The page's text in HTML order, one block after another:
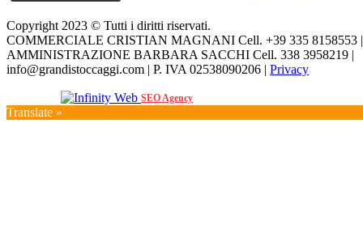
Copyright 2023 © Tutti i diritti riservati.
COMMERCIALE CRISTIAN MAGNANI Cell. +39 335 8158553 |
AMMINISTRAZIONE BARBARA SACCHI Cell. 338 3958219 |
info@grandistoccaggi.com | P. IVA 02538090206 | Privacy
SEO Agency
Translate »